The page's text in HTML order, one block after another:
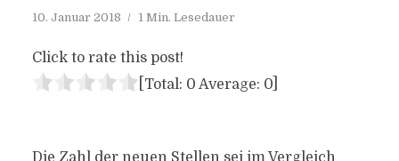
10. Januar 2018 1 Min. Lesedauer
Click to rate this post!
[Total: 0 Average: 0]
Die Zahl der neuen Stellen sei im Vergleich